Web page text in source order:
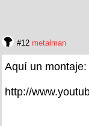
#12 metalman
Aquí un montaje:
http://